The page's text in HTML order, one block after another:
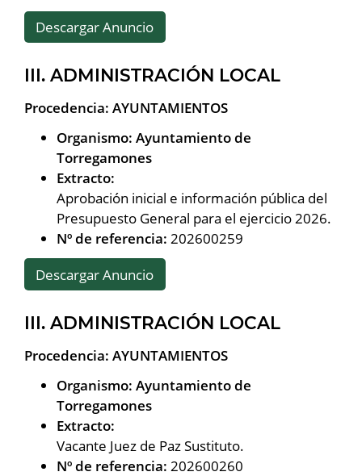
Descargar Anuncio
III. ADMINISTRACIÓN LOCAL
Procedencia: AYUNTAMIENTOS
Organismo: Ayuntamiento de
Torregamones
Extracto:
Aprobación inicial e información pública del
Presupuesto General para el ejercicio 2026.
Nº de referencia: 202600259
Descargar Anuncio
III. ADMINISTRACIÓN LOCAL
Procedencia: AYUNTAMIENTOS
Organismo: Ayuntamiento de
Torregamones
Extracto:
Vacante Juez de Paz Sustituto.
Nº de referencia: 202600260